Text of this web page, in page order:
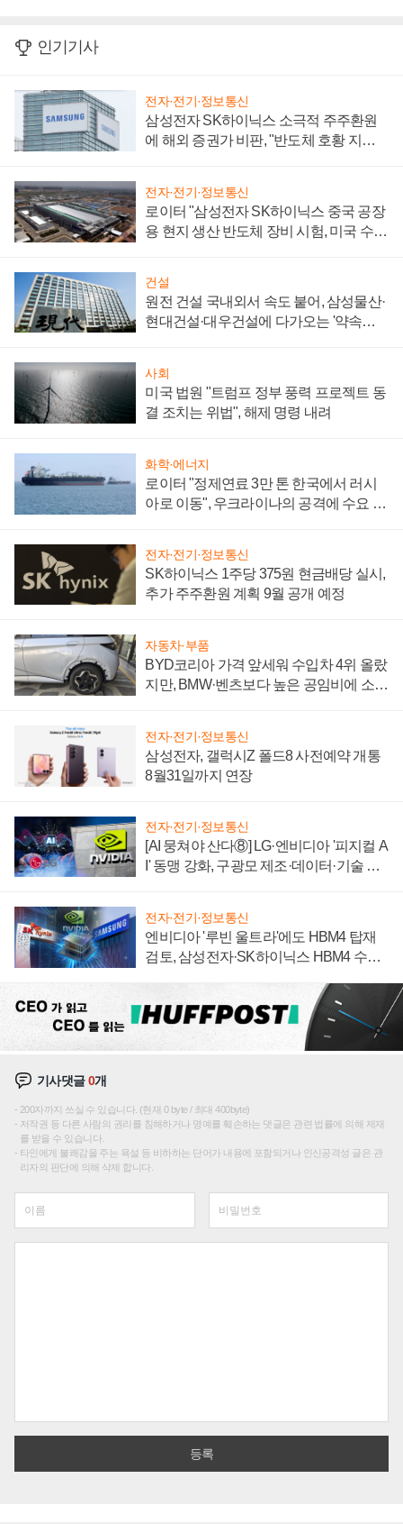
인기기사
전자·전기·정보통신
삼성전자 SK하이닉스 소극적 주주환원
에 해외 증권가 비판, "반도체 호황 지속
전자·전기·정보통신
로이터 "삼성전자 SK하이닉스 중국 공장
용 현지 생산 반도체 장비 시험, 미국 수출
건설
원전 건설 국내외서 속도 붙어, 삼성물산·
현대건설·대우건설에 다가오는 '약속의
사회
미국 법원 "트럼프 정부 풍력 프로젝트 동
결 조치는 위법", 해제 명령 내려
화학·에너지
로이터 "정제연료 3만 톤 한국에서 러시
아로 이동", 우크라이나의 공격에 수요 늘
전자·전기·정보통신
SK하이닉스 1주당 375원 현금배당 실시,
추가 주주환원 계획 9월 공개 예정
자동차·부품
BYD코리아 가격 앞세워 수입차 4위 올랐
지만, BMW·벤츠보다 높은 공임비에 소비
전자·전기·정보통신
삼성전자, 갤럭시Z 폴드8 사전예약 개통
8월31일까지 연장
전자·전기·정보통신
[AI 뭉쳐야 산다⑧] LG·엔비디아 '피지컬 A
I' 동맹 강화, 구광모 제조·데이터·기술 결
전자·전기·정보통신
엔비디아 '루빈 울트라'에도 HBM4 탑재
검토, 삼성전자·SK하이닉스 HBM4 수율
기사댓글0개
200자까지 쓰실 수 있습니다. (현재 0 byte / 최대 400byte)
저작권 등 다른 사람의 권리를 침해하거나 명예를 훼손하는 댓글은 관련 법률에 의해 제재
를 받을 수 있습니다.
타인에게 불쾌감을 주는 욕설 등 비하하는 단어가 내용에 포함되거나 인신공격성 글은 관
리자의 판단에 의해 삭제 합니다.